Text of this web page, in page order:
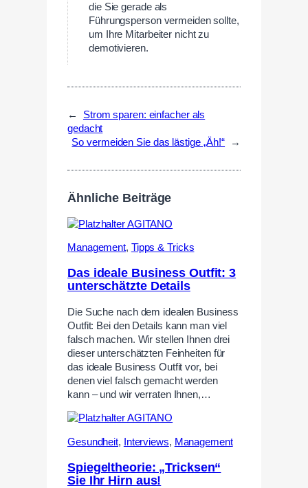
die Sie gerade als
Führungsperson vermeiden sollte,
um Ihre Mitarbeiter nicht zu
demotivieren.
←
Strom sparen: einfacher als
gedacht
So vermeiden Sie das lästige „Äh!“
→
Ähnliche Beiträge
Management, Tipps & Tricks
Das ideale Business Outfit: 3
unterschätzte Details
Die Suche nach dem idealen Business
Outfit: Bei den Details kann man viel
falsch machen. Wir stellen Ihnen drei
dieser unterschätzten Feinheiten für
das ideale Business Outfit vor, bei
denen viel falsch gemacht werden
kann – und wir verraten Ihnen,…
Gesundheit, Interviews, Management
Spiegeltheorie: „Tricksen“
Sie Ihr Hirn aus!